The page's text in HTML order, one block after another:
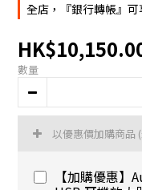
全店，『銀行轉帳』
數量
以優惠價加購商品
【加購優惠